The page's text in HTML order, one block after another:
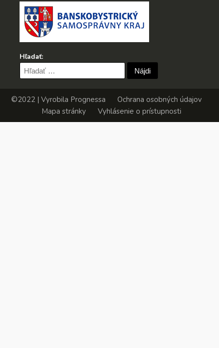
Hľadať:
Hľadať:
©2022 | Vyrobila Prognessa
Ochrana osobných údajov
Mapa stránky
Vyhlásenie o prístupnosti